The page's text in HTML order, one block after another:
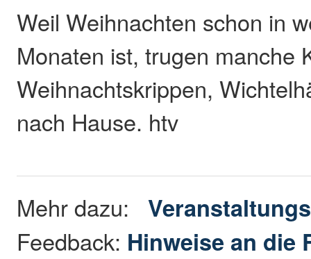
Weil Weihnachten schon in
Monaten ist, trugen manche
Weihnachtskrippen,
nach Hause. htv
Mehr dazu:
Feedback: Hinweise an die